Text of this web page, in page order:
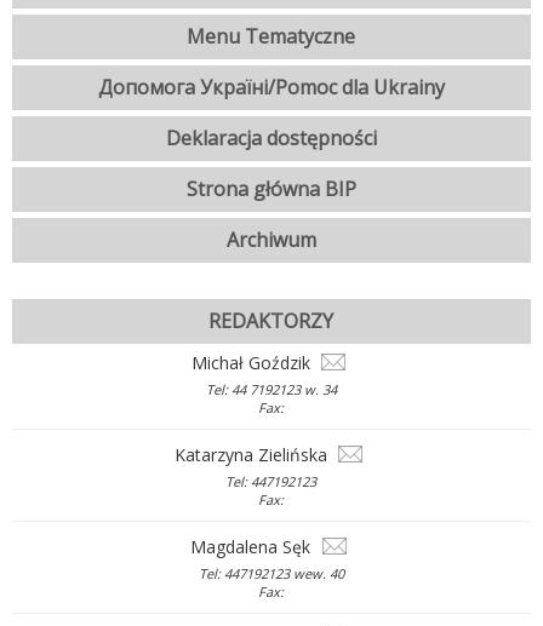
Menu Tematyczne
Допомога Україні/Pomoc dla Ukrainy
Deklaracja dostępności
Strona główna BIP
Archiwum
REDAKTORZY
Michał Goździk
Tel: 44 7192123 w. 34
Fax:
Katarzyna Zielińska
Tel: 447192123
Fax:
Magdalena Sęk
Tel: 447192123 wew. 40
Fax: